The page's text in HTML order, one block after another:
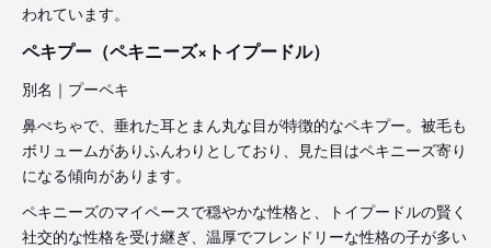
われています。
ペキプー（ペキニーズ×トイプードル）
別名｜プーペキ
鼻ぺちゃで、垂れた耳とまん丸な目が特徴的なペキプー。被毛も
ボリュームがありふんわりとしており、見た目はペキニーズ寄り
になる傾向があります。
ペキニーズのマイペースで穏やかな性格と、トイプードルの賢く
社交的な性格を受け継ぎ、温厚でフレンドリーな性格の子が多い